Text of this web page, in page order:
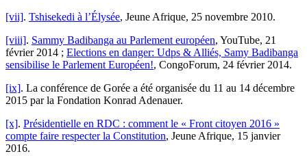
[vii]. Tshisekedi à l’Élysée, Jeune Afrique, 25 novembre 2010.
[viii]. Sammy Badibanga au Parlement européen, YouTube, 21
février 2014 ; Elections en danger: Udps & Alliés, Samy Badibanga
sensibilise le Parlement Européen!, CongoForum, 24 février 2014.
[ix]. La conférence de Gorée a été organisée du 11 au 14 décembre
2015 par la Fondation Konrad Adenauer.
[x]. Présidentielle en RDC : comment le « Front citoyen 2016 »
compte faire respecter la Constitution, Jeune Afrique, 15 janvier
2016.